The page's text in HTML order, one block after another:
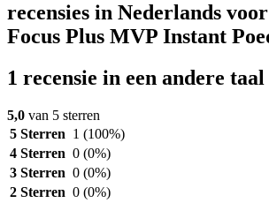
recensies in Nederlands
Focus Plus MVP Instant
1 recensie in een andere taal
5,0 van 5 sterren
5 Sterren 1 (100%)
4 Sterren 0 (0%)
3 Sterren 0 (0%)
2 Sterren 0 (0%)